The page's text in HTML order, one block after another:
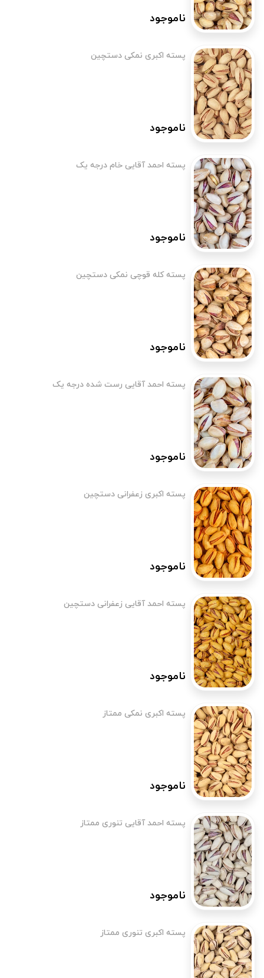
ناموجود
پسته اکبری نمکی دستچین
ناموجود
پسته احمد آقایی خام درجه یک
ناموجود
پسته کله قوچی نمکی دستچین
ناموجود
پسته احمد آقایی رست شده درجه یک
ناموجود
پسته اکبری زعفرانی دستچین
ناموجود
پسته احمد آقایی زعفرانی دستچین
ناموجود
پسته اکبری نمکی ممتاز
ناموجود
پسته احمد آقایی تنوری ممتاز
ناموجود
پسته اکبری تنوری ممتاز